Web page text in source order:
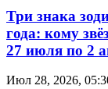
Три знака
года: кому
27 июля по 2
Июл 28, 2026,